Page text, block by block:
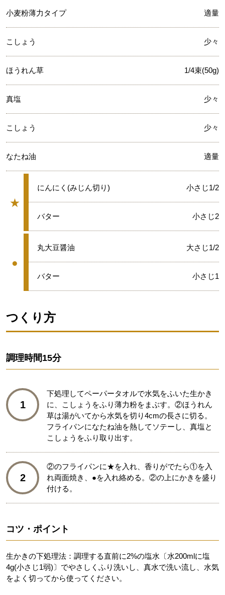
小麦粉薄力タイプ 適量
こしょう 少々
ほうれん草 1/4束(50g)
真塩 少々
こしょう 少々
なたね油 適量
★
グループ
★
にんにく(みじん切り) 小さじ1/2
★
バター 小さじ2
●
●
丸大豆醤油 大さじ1/2
●
バター 小さじ1
つくり方
調理時間15分
1
下処理してペーパータオルで水気をふいた生かき
に、こしょうをふり薄力粉をまぶす。②ほうれん
草は湯がいてから水気を切り4cmの長さに切る。
フライパンになたね油を熱してソテーし、真塩と
こしょうをふり取り出す。
2
②のフライパンに★を入れ、香りがでたら①を入
れ両面焼き、●を入れ絡める。②の上にかきを盛り
付ける。
コツ・ポイント
生かきの下処理法：調理する直前に2%の塩水〔水200mlに塩
4g(小さじ1弱)〕でやさしくふり洗いし、真水で洗い流し、水気
をよく切ってから使ってください。